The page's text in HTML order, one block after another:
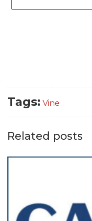
PREVISIONI/SCENARI
OPINIONI
Tags: Vine
Related posts